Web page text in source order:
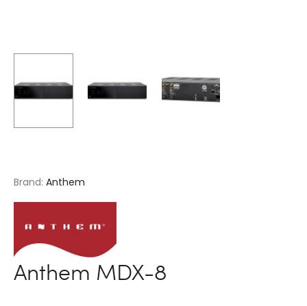
Brand: Anthem
Anthem MDX-8